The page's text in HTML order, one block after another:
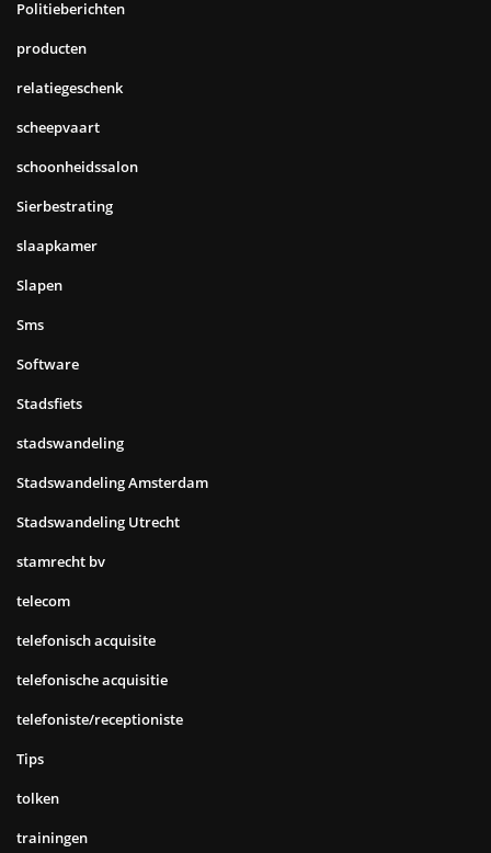
Politieberichten
producten
relatiegeschenk
scheepvaart
schoonheidssalon
Sierbestrating
slaapkamer
Slapen
Sms
Software
Stadsfiets
stadswandeling
Stadswandeling Amsterdam
Stadswandeling Utrecht
stamrecht bv
telecom
telefonisch acquisite
telefonische acquisitie
telefoniste/receptioniste
Tips
tolken
trainingen